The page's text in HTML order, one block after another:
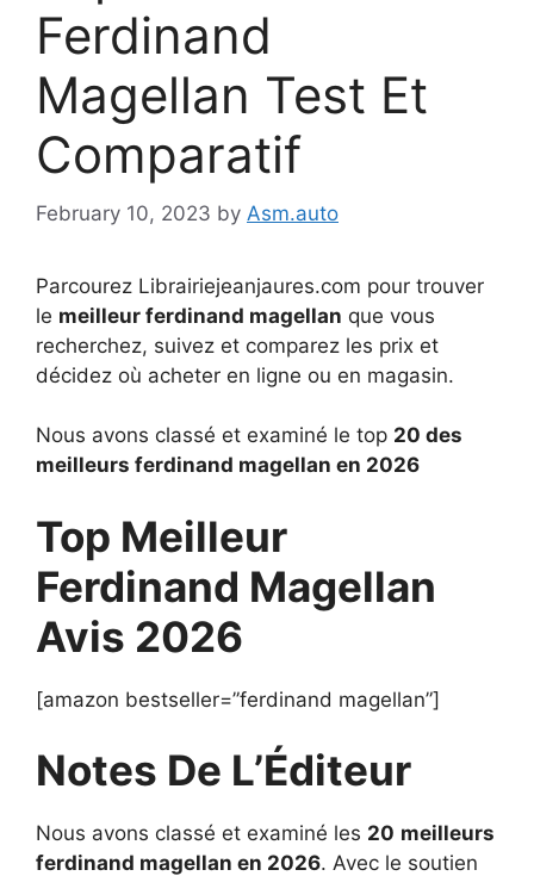
Ferdinand
Magellan Test Et
Comparatif
February 10, 2023 by Asm.auto
Parcourez Librairiejeanjaures.com pour trouver
le meilleur ferdinand magellan que vous
recherchez, suivez et comparez les prix et
décidez où acheter en ligne ou en magasin.
Nous avons classé et examiné le top 20 des
meilleurs ferdinand magellan en 2026
Top Meilleur
Ferdinand Magellan
Avis 2026
[amazon bestseller=”ferdinand magellan”]
Notes De L’Éditeur
Nous avons classé et examiné les 20 meilleurs
ferdinand magellan en 2026. Avec le soutien